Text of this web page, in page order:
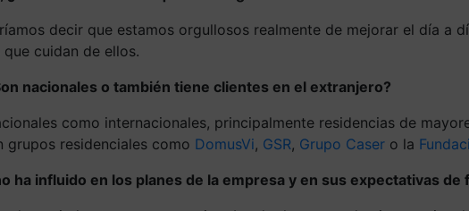
decir que estamos orgullosos realmente de mejorar el día
cuidan de ellos.
nacionales o también tiene clientes en el extranjero?
como internacionales, principalmente residencias de
grupos residenciales como DomusVi, GSR, Grupo Caser o la
ha influido en los planes de la empresa y en sus expectativas de